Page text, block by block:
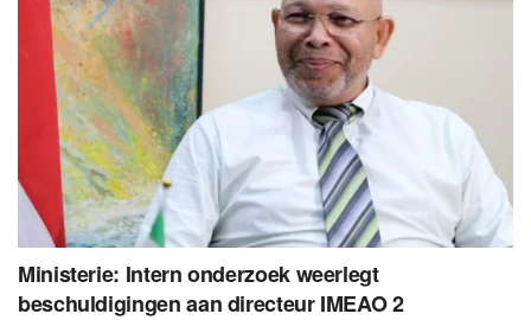
Ministerie: Intern onderzoek weerlegt
beschuldigingen aan directeur IMEAO 2